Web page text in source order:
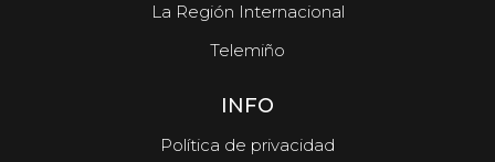
La Región Internacional
Telemiño
INFO
Política de privacidad